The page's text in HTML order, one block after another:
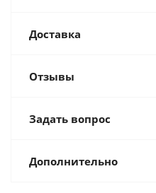
Доставка
Отзывы
Задать вопрос
Дополнительно